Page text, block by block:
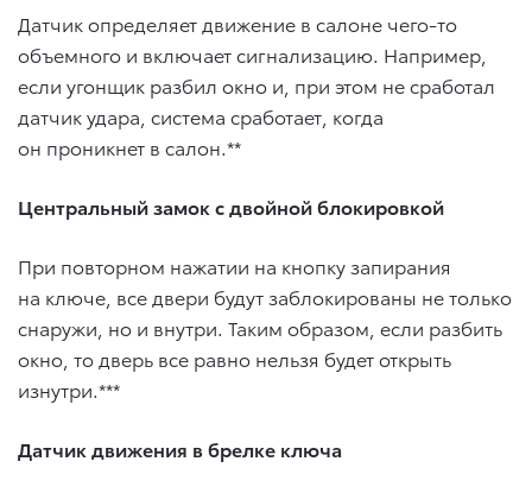
Датчик определяет движение в салоне чего-то
объемного и включает сигнализацию. Например,
если угонщик разбил окно и, при этом не сработал
датчик удара, система сработает, когда
он проникнет в салон.**
Центральный замок с двойной блокировкой
При повторном нажатии на кнопку запирания
на ключе, все двери будут заблокированы не только
снаружи, но и внутри. Таким образом, если разбить
окно, то дверь все равно нельзя будет открыть
изнутри.***
Датчик движения в брелке ключа